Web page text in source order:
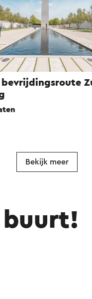
bevrijdingsroute
Bekijk meer
buurt!